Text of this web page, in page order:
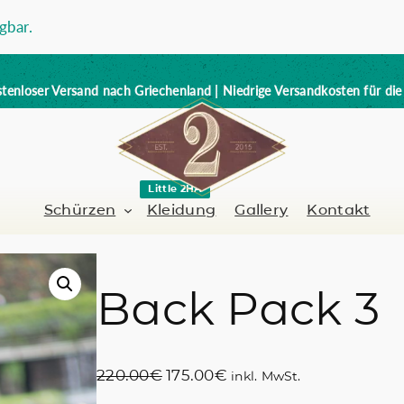
Versand nach Griechenland | Niedrige Versandkosten für die
Schürzen
/ Barman
Barbier-Friseur Volllederschürzen
Kleidung
Little 2HA
Gallery Kontakt
Back Pack 3
220.00€ U
175.00€Ainkl. MwSt.